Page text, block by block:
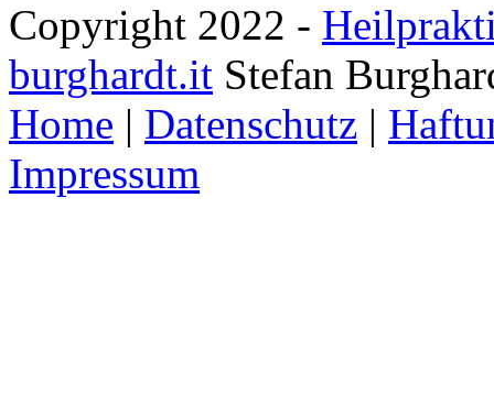
Copyright 2022 -
burghardt.it Stefan
Home | Datenschutz |
Impressum